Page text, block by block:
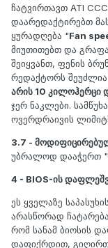
ჩატვირთავთ ATI
დაარედაქტირებთ
ყურადღება "Fan
მიუთითებთ და
შეიყვანთ, ფენის
რედაქტორს შეუძლია
არის 10 კილოჰერცი
ჯერ ნაკლები.
ოვერდრაივის
3.7 -
უბრალოდ დააჭერთ "
4 - BIOS-ის
ეს ყველაზე
არასწორად
რომ სანამ ბიოსის
დაფიქრდით, გიღირთ